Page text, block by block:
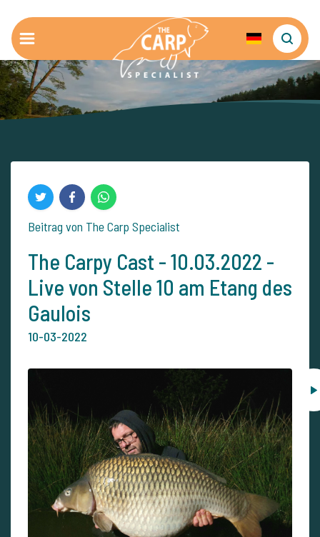
Beitrag von The Carp Specialist
The Carpy Cast - 10.03.2022 -
Live von Stelle 10 am Etang des
Gaulois
10-03-2022